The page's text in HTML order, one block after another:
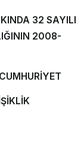
32 SAYILI
2008-